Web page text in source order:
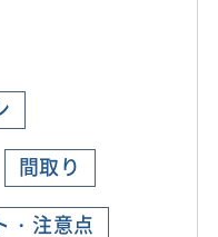
間取り
・注意点